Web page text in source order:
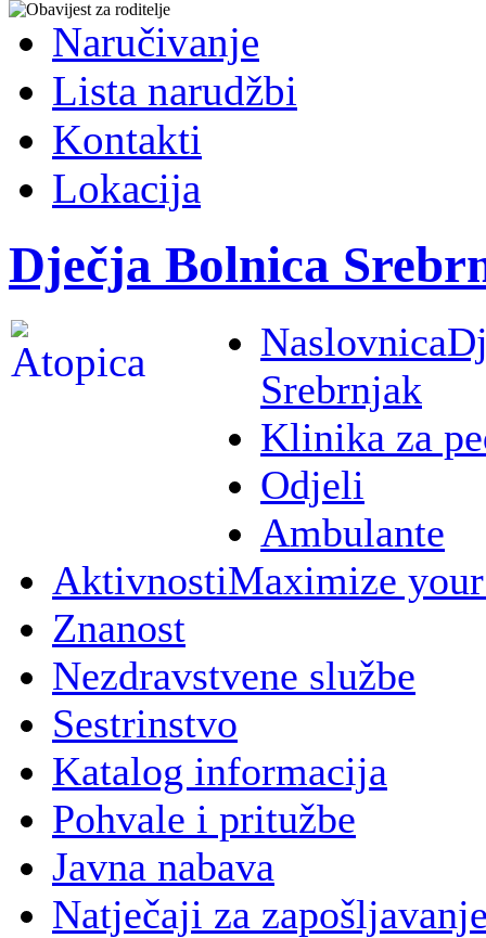
Naručivanje
Lista narudžbi
Kontakti
Lokacija
Dječja Bolnica
Naslovnica
Srebrnjak
Klinika za
Odjeli
Ambulante
AktivnostiMaximize
Znanost
Nezdravstvene službe
Sestrinstvo
Katalog informacija
Pohvale i pritužbe
Javna nabava
Natječaji za